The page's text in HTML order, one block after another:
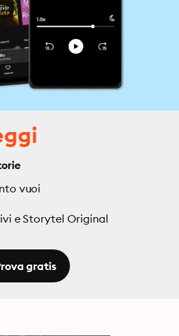
vuoi
e Storytel Original
gratis